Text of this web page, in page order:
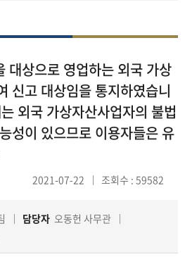
대상으로 영업하는 외국 가상
신고 대상임을 통지하였습니
외국 가상자산사업자의 불법
성이 있으므로 이용자들은 유
2021-07-22 조회수 : 59582
담당자 오동헌 사무관